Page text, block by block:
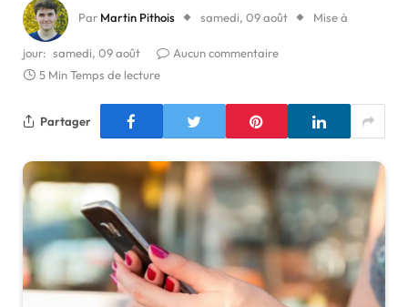
Par Martin Pithois samedi, 09 août Mise à
jour: samedi, 09 août
Aucun commentaire
5 Min Temps de lecture
Partager